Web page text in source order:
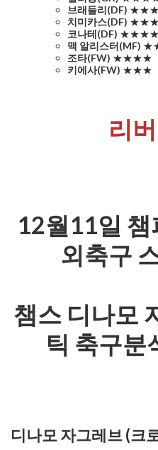
브래들리(DF) ★★★
치미카스(DF) ★★★
코나테(DF)
맥 알리스터(MF)
조타(FW) ★★★★
키에사(FW) ★★★
리
12월11일 챔
외축구
챔스 디나모
틱 축구분
디나모 자그레브 (크